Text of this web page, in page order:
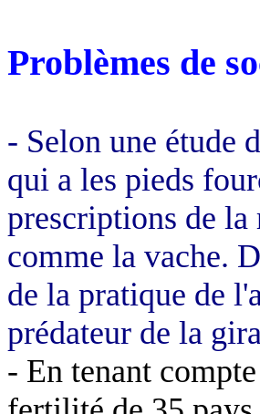
Problèmes de
- Selon une étude
qui a les pieds
prescriptions de
comme la vache.
de la pratique de
prédateur de la
- En tenant